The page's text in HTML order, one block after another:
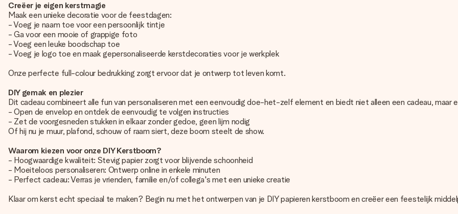
Creëer je eigen kerstmagie
Maak een unieke decoratie voor de feestdagen:
- Voeg je naam toe voor een persoonlijk tintje
- Ga voor een mooie of grappige foto
- Voeg een leuke boodschap toe
- Voeg je logo toe en maak gepersonaliseerde kerstdecoraties voor je werkplek
Onze perfecte full-colour bedrukking zorgt ervoor dat je ontwerp tot leven komt.
DIY gemak en plezier
Dit cadeau combineert alle fun van personaliseren met een eenvoudig doe-het-zelf element en biedt niet alleen een cadeau, maar
- Open de envelop en ontdek de eenvoudig te volgen instructies
- Zet de voorgesneden stukken in elkaar zonder gedoe, geen lijm nodig
Of hij nu je muur, plafond, schouw of raam siert, deze boom steelt de show.
Waarom kiezen voor onze DIY Kerstboom?
- Hoogwaardige kwaliteit: Stevig papier zorgt voor blijvende schoonheid
- Moeiteloos personaliseren: Ontwerp online in enkele minuten
- Perfect cadeau: Verras je vrienden, familie en/of collega's met een unieke creatie
Klaar om kerst echt speciaal te maken? Begin nu met het ontwerpen van je DIY papieren kerstboom en creëer een feestelijk